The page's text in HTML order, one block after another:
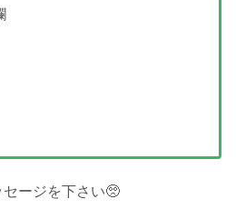
ージを下さい🥺